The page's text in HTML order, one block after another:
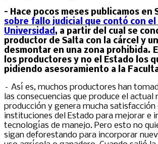
– Hace pocos meses publicamos en
sobre fallo judicial que contó con
Universidad, a partir del cual se
productor de Salta con la cárcel y
desmontar en una zona prohibida.
los productores y no el Estado los
pidiendo asesoramiento a la
– Así es, muchos productores han
las consecuencias que produce el actual
producción y genera mucha satisfacción
instituciones del Estado para mejorar e
tecnologías de manejo. Pero esto no
sigan deforestando para incorporar